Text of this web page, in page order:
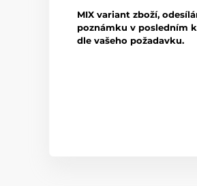
MIX variant zboží,
poznámku v posledním
dle vašeho požadavku.